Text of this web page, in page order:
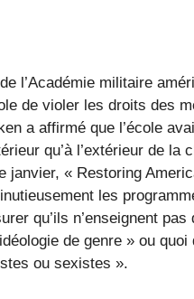
l’Académie militaire
de violer les droits des
a affirmé que l’école
qu’à l’extérieur de
janvier, « Restoring
les
qu’ils n’enseignent
de genre » ou
ou sexistes ».